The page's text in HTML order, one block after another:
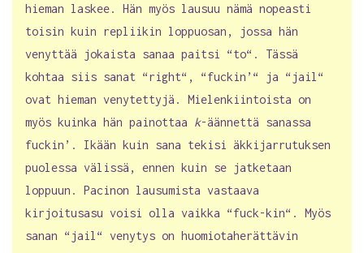
hieman laskee. Hän myös lausuu nämä nopeasti
toisin kuin repliikin loppuosan, jossa hän
venyttää jokaista sanaa paitsi “to“. Tässä
kohtaa siis sanat “right“, “fuckin’“ ja “jail“
ovat hieman venytettyjä. Mielenkiintoista on
myös kuinka hän painottaa k-äännettä sanassa
fuckin’. Ikään kuin sana tekisi äkkijarrutuksen
puolessa välissä, ennen kuin se jatketaan
loppuun. Pacinon lausumista vastaava
kirjoitusasu voisi olla vaikka “fuck-kin“. Myös
sanan “jail“ venytys on huomiotaherättävin